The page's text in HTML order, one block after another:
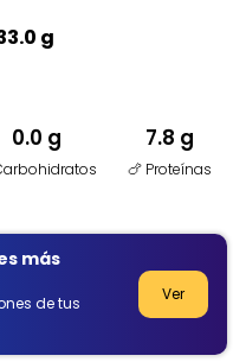
g
0.0 g 7.8 g
🍗 Proteínas
más
de tus
Ver